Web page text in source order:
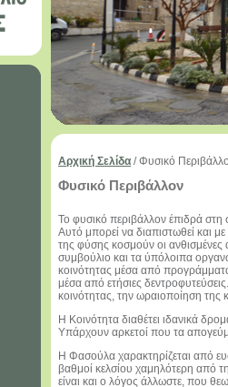
Αρχική Σελίδα /Φυσικό
Φυσικό Περιβάλλον
Το φυσικό περιβάλλον έπιδρά
Αυτό μπορεί να διαπιστωθεί και
της φύσης κοσμούν οι ανθισμένες
συμβούλιο και τα ύπόλοιπα
κοινότητας μέσα από
μέσα από ετήσιες
κοινότητας, την ωραιοποίηση της
H Κοινότητα διαθέτει ιδανικά
Υπάρχουν αρκετοί που τα
Η Φασούλα χαρακτηρίζεται από
βαθμοί κελσίου χαμηλότερη από
είναι και ο λόγος άλλωστε, που